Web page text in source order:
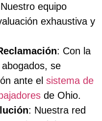
equipo
exhaustiva y
: Con la
se
ante el sistema de
de Ohio.
: Nuestra red